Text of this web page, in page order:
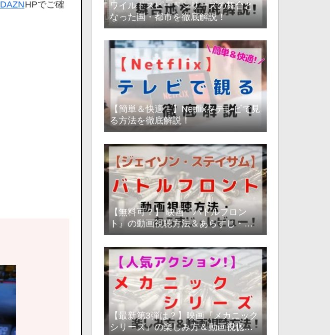
DAZNHPでご確
ワイルドスピードシリーズの舞台と
なった国・都市を徹底解説！
【簡単＆快適！】Netflixをテレビで見
る方法を徹底解説！
【無料可？】 映画『バトルフロン
ト』の動画視聴方法＆あらすじ・レ
ビュー評価を徹底解説！
【最新第3弾は？】映画『メカニック
シリーズ』の楽しみ方＆動画視聴方